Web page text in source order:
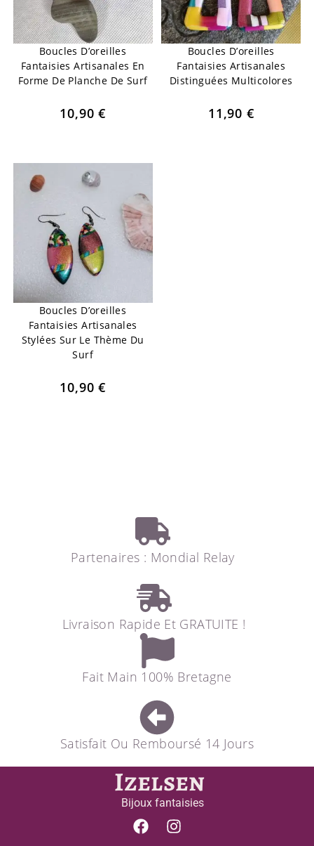
Boucles D’oreilles
Fantaisies Artisanales En
Forme De Planche De Surf
10,90€
Boucles D’oreilles
Fantaisies Artisanales
Distinguées Multicolores
11,90 €
Boucles D’oreilles
Fantaisies Artisanales
Stylées Sur Le Thème Du
Surf
10,90€
Partenaires : Mondial Relay
Livraison Rapide Et GRATUITE !
Fait Main 100% Bretagne
Satisfait Ou Remboursé 14 Jours
Izelsen
Bijoux fantaisies